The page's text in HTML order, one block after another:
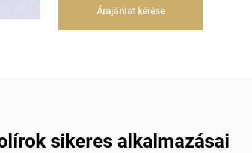
Árajánlat kérése
sikeres alkalmazásai